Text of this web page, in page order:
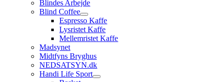
Blindes Arbejde
Blind Coffee
Espresso Kaffe
Lysristet Kaffe
Mellemristet Kaffe
Madsynet
Midtfyns Bryghus
NEDSATSYN.dk
Handi Life Sport